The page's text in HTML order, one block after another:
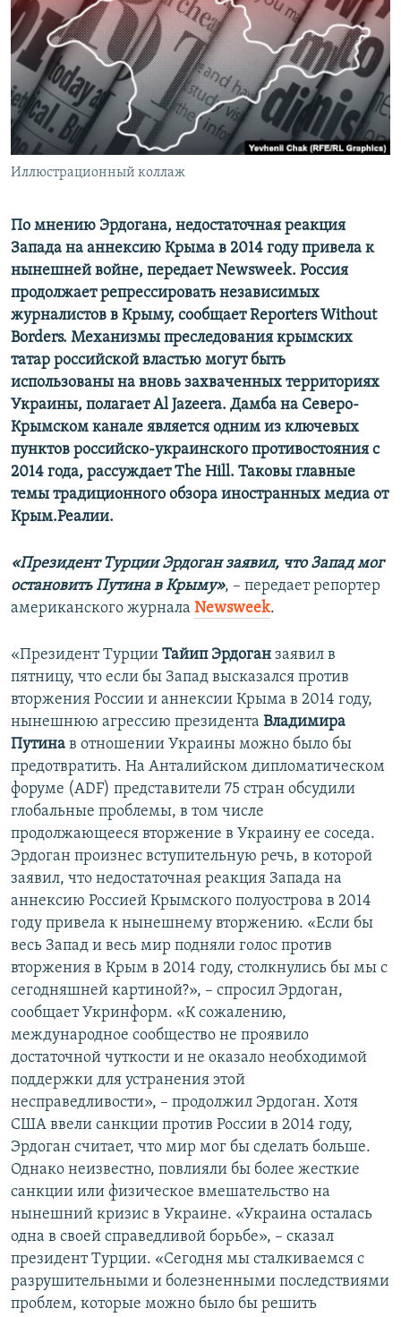
ПОБЕДИТЕЛЕЙ НЕ СУДЯТ?
КРЫМ.НЕПОКОРЕННЫЙ
ELIFBE
УКРАИНСКАЯ ПРОБЛЕМА КРЫМА
ПРИСОЕДИНЯЙТЕСЬ!
Все сайты RFE/RL
Иллюстрационный коллаж
По мнению Эрдогана, недостаточная реакция
Запада на аннексию Крыма в 2014 году привела к
нынешней войне, передает Newsweek. Россия
продолжает репрессировать независимых
журналистов в Крыму, сообщает Reporters Without
Borders. Механизмы преследования крымских
татар российской властью могут быть
использованы на вновь захваченных территориях
Украины, полагает Аl Jazeera. Дамба на Северо-
Крымском канале является одним из ключевых
пунктов российско-украинского противостояния с
2014 года, рассуждает Тhe Нill. Таковы главные
темы традиционного обзора иностранных медиа от
Крым.Реалии.
«Президент Турции Эрдоган заявил, что Запад мог
остановить Путина в Крыму», – передает репортер
американского журнала Newsweek.
«Президент Турции Тайип Эрдоган заявил в
пятницу, что если бы Запад высказался против
вторжения России и аннексии Крыма в 2014 году,
нынешнюю агрессию президента Владимира
Путина в отношении Украины можно было бы
предотвратить. На Анталийском дипломатическом
форуме (ADF) представители 75 стран обсудили
глобальные проблемы, в том числе
продолжающееся вторжение в Украину ее соседа.
Эрдоган произнес вступительную речь, в которой
заявил, что недостаточная реакция Запада на
аннексию Россией Крымского полуострова в 2014
году привела к нынешнему вторжению. «Если бы
весь Запад и весь мир подняли голос против
вторжения в Крым в 2014 году, столкнулись бы мы с
сегодняшней картиной?», – спросил Эрдоган,
сообщает Укринформ. «К сожалению,
международное сообщество не проявило
достаточной чуткости и не оказало необходимой
поддержки для устранения этой
несправедливости», – продолжил Эрдоган. Хотя
США ввели санкции против России в 2014 году,
Эрдоган считает, что мир мог бы сделать больше.
Однако неизвестно, повлияли бы более жесткие
санкции или физическое вмешательство на
нынешний кризис в Украине. «Украина осталась
одна в своей справедливой борьбе», – сказал
президент Турции. «Сегодня мы сталкиваемся с
разрушительными и болезненными последствиями
проблем, которые можно было бы решить